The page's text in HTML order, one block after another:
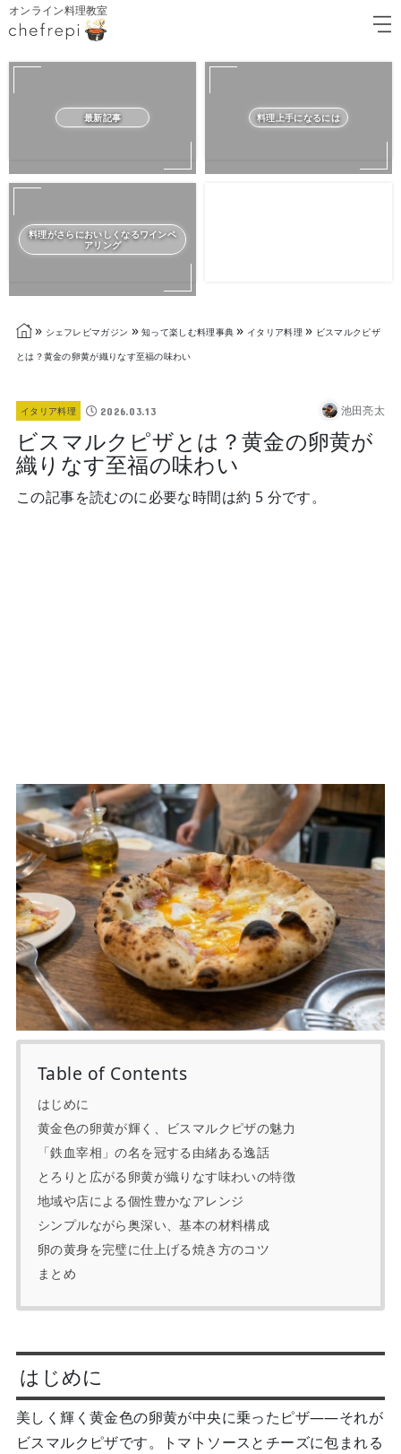
オンライン料理教室
最新記事 料理上手になるには
料理がさらにおいしくなるワインペ
アリング
» シェフレピマガジン » 知って楽しむ料理事典 » イタリア料理 » ビスマルクピザ
とは？黄金の卵黄が織りなす至福の味わい
イタリア料理 2026.03.13 池田亮太
ビスマルクピザとは？黄金の卵黄が
織りなす至福の味わい
この記事を読むのに必要な時間は約 5 分です。
Table of Contents
はじめに
黄金色の卵黄が輝く、ビスマルクピザの魅力
「鉄血宰相」の名を冠する由緒ある逸話
とろりと広がる卵黄が織りなす味わいの特徴
地域や店による個性豊かなアレンジ
シンプルながら奥深い、基本の材料構成
卵の黄身を完璧に仕上げる焼き方のコツ
まとめ
はじめに
美しく輝く黄金色の卵黄が中央に乗ったピザ――それが
ビスマルクピザです。トマトソースとチーズに包まれる